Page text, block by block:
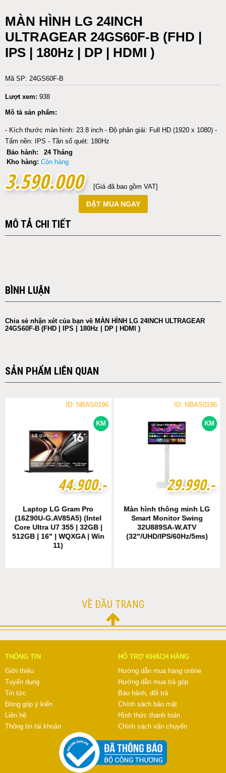
MÀN HÌNH LG 24INCH
ULTRAGEAR 24GS60F-B (FHD |
IPS | 180Hz | DP | HDMI )
Mã SP: 24GS60F-B
Lượt xem: 938
Mô tả sản phẩm:
- Kích thước màn hình: 23.8 inch - Độ phân giải: Full HD (1920 x 1080) -
Tấm nền: IPS - Tần số quét: 180Hz
Bảo hành:
24 Tháng
Kho hàng: Còn hàng
3.590.000
3.590.000 [Giá đã bao gồm VAT]
ĐẶT MUA NGAY
MÔ TẢ CHI TIẾT
BÌNH LUẬN
Chia sẻ nhận xét của bạn về MÀN HÌNH LG 24INCH ULTRAGEAR
24GS60F-B (FHD | IPS | 180Hz | DP | HDMI )
SẢN PHẨM LIÊN QUAN
KM
ID: NBAS0196
44.900.-
44.900.-
Laptop LG Gram Pro
(16Z90U-G.AV85A5) (Intel
Core Ultra U7 355 | 32GB |
512GB | 16" | WQXGA | Win
11)
KM
ID: NBAS0196
29.990.-
29.990.-
Màn hình thông minh LG
Smart Monitor Swing
32U889SA-W.ATV
(32"/UHD/IPS/60Hz/5ms)
VỀ ĐẦU TRANG
THÔNG TIN
Giới thiệu
Tuyển dụng
Tin tức
Đóng góp ý kiến
Liên hệ
Thông tin tài khoản
HỖ TRỢ KHÁCH HÀNG
Hướng dẫn mua hàng online
Hướng dẫn mua trả góp
Bảo hành, đổi trả
Chính sách bảo mật
Hình thức thanh toán
Chính sách vận chuyển